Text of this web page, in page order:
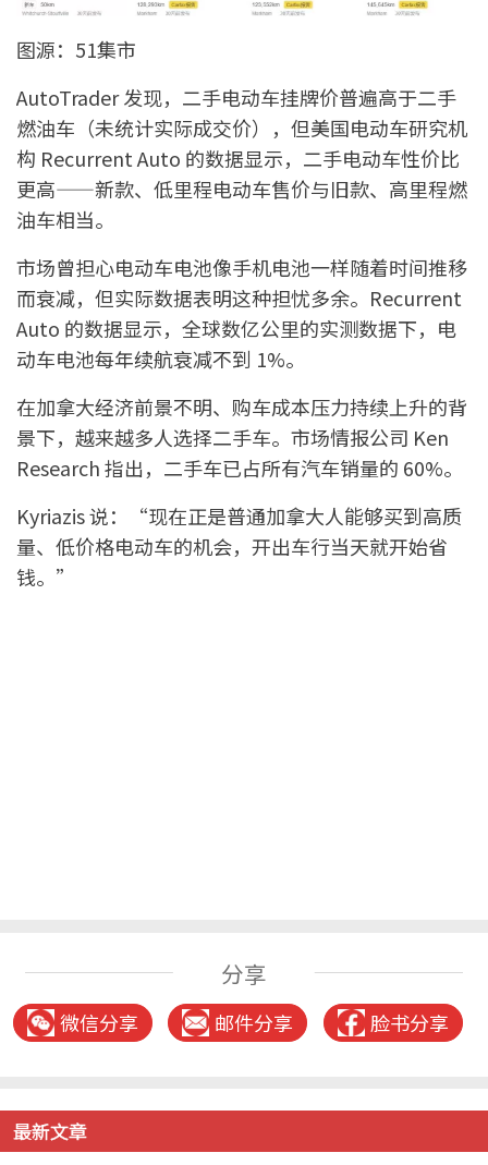
图源：51集市
AutoTrader 发现，二手电动车挂牌价普遍高于二手
燃油车（未统计实际成交价），但美国电动车研究机
构 Recurrent Auto 的数据显示，二手电动车性价比
更高——新款、低里程电动车售价与旧款、高里程燃
油车相当。
市场曾担心电动车电池像手机电池一样随着时间推移
而衰减，但实际数据表明这种担忧多余。Recurrent
Auto 的数据显示，全球数亿公里的实测数据下，电
动车电池每年续航衰减不到 1%。
在加拿大经济前景不明、购车成本压力持续上升的背
景下，越来越多人选择二手车。市场情报公司 Ken
Research 指出，二手车已占所有汽车销量的 60%。
Kyriazis 说：“现在正是普通加拿大人能够买到高质
量、低价格电动车的机会，开出车行当天就开始省
钱。”
分享
微信分享 邮件分享 脸书分享
最新文章